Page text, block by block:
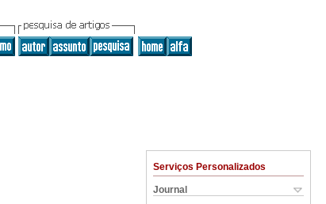
Serviços Personalizados
Journal